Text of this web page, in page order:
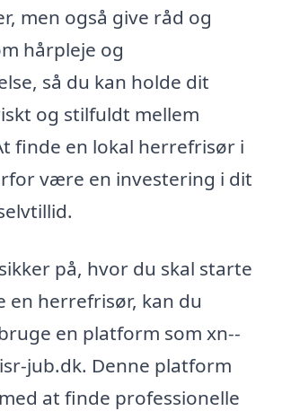
men også give råd og
hårpleje og
så du kan holde dit
og stilfuldt mellem
finde en lokal herrefrisør i
være en investering i dit
på, hvor du skal starte
en herrefrisør, kan du
en platform som xn--
jub.dk. Denne platform
at finde professionelle